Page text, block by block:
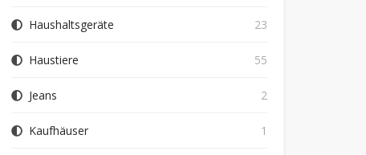
Haushaltsgeräte 23
Haustiere 55
Jeans 2
Kaufhäuser 1